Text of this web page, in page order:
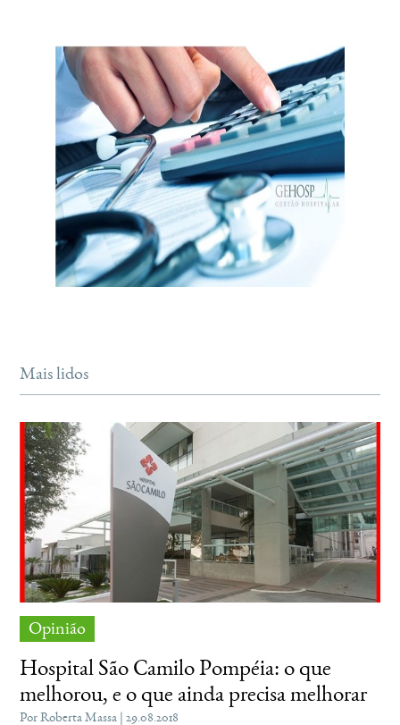
Mais lidos
Opinião
Hospital São Camilo Pompéia: o que
melhorou, e o que ainda precisa melhorar
Por Roberta Massa | 29.08.2018